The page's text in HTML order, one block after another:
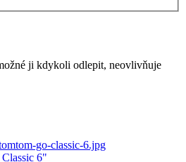
ji kdykoli odlepit, neovlivňuje
6"